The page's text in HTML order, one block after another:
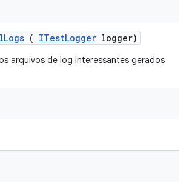
Logs ( ITestLogger logger)
arquivos de log interessantes gerados